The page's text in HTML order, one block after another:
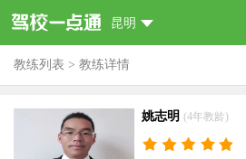
昆明
教练列表 > 教练详情
姚志明 (4年教龄)